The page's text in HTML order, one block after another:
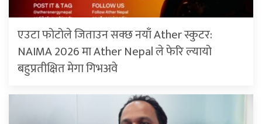
एउटा फोटोले जिताउन सक्छ नयाँ Ather स्कुटर:
NAIMA 2026 मा Ather Nepal ले फेरि ल्यायो
बहुप्रतीक्षित मेगा गिभअवे